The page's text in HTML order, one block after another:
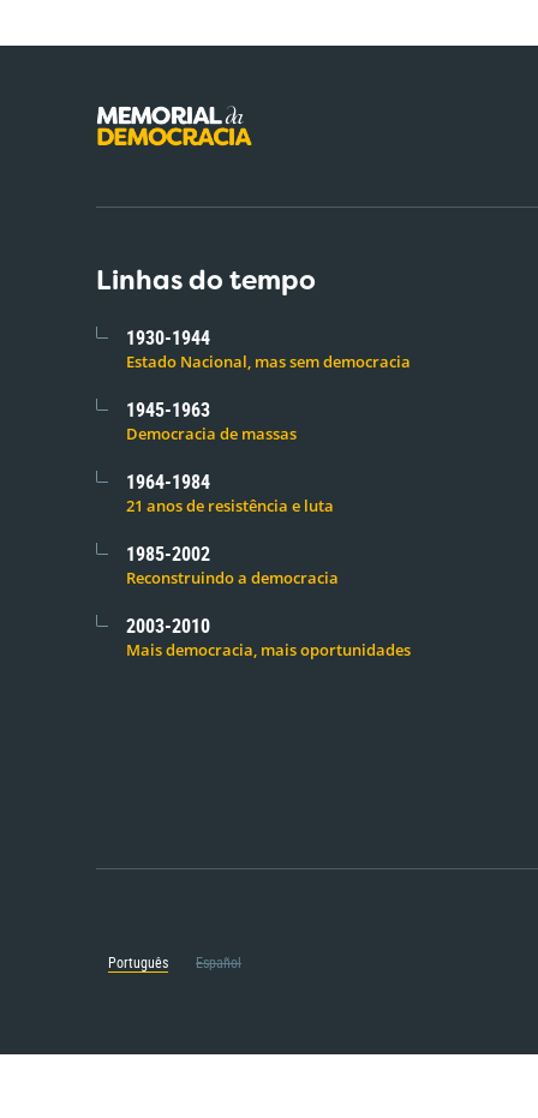
Linhas do tempo
1930-1944
Estado Nacional, mas sem democracia
1945-1963
Democracia de massas
1964-1984
21 anos de resistência e luta
1985-2002
Reconstruindo a democracia
2003-2010
Mais democracia, mais oportunidades
Português Español